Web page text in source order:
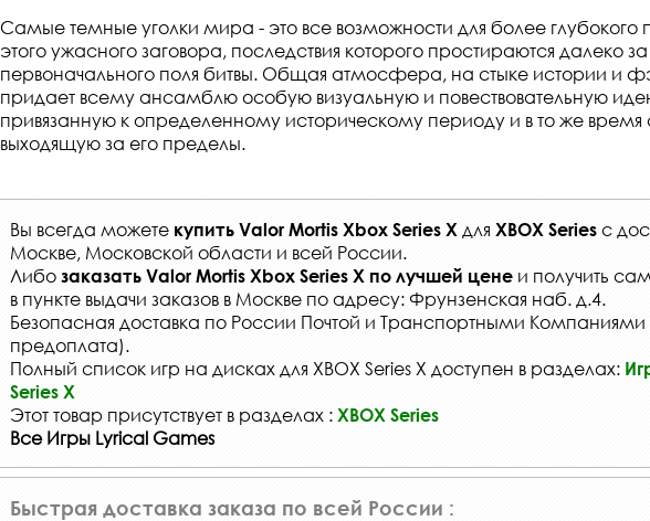
Самые темные уголки мира - это все возможности для более глубокого
этого ужасного заговора, последствия которого простираются далеко
первоначального поля битвы. Общая атмосфера, на стыке истории и
придает всему ансамблю особую визуальную и повествовательную
привязанную к определенному историческому периоду и в то же время
выходящую за его пределы.
Вы всегда можете купить Valor Mortis Xbox Series X для XBOX Series с
Москве, Московской области и всей России.
Либо заказать Valor Mortis Xbox Series X по лучшей цене и получить
в пункте выдачи заказов в Москве по адресу: Фрунзенская наб. д.4.
Безопасная доставка по России Почтой и Транспортными Компаниями
предоплата).
Полный список игр на дисках для XBOX Series X доступен в разделах:
Series X
Этот товар присутствует в разделах : XBOX Series
Все Игры Lyrical Games
Быстрая доставка заказа по всей России :